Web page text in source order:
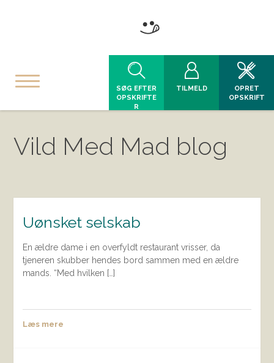
SØG EFTER
OPSKRIFTE
R
TILMELD
OPRET
OPSKRIFT
Vild Med Mad blog
Uønsket selskab
En ældre dame i en overfyldt restaurant vrisser, da
tjeneren skubber hendes bord sammen med en ældre
mands. “Med hvilken […]
Læs mere